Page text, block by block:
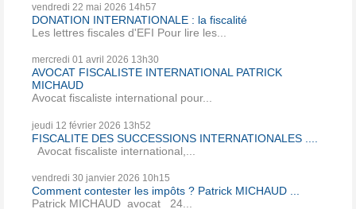
vendredi 22 mai 2026 14h57
DONATION INTERNATIONALE : la fiscalité
Les lettres fiscales d'EFI Pour lire les...
mercredi 01 avril 2026 13h30
AVOCAT FISCALISTE INTERNATIONAL PATRICK
MICHAUD
Avocat fiscaliste international pour...
jeudi 12 février 2026 13h52
FISCALITE DES SUCCESSIONS INTERNATIONALES ....
Avocat fiscaliste international,...
vendredi 30 janvier 2026 10h15
Comment contester les impôts ? Patrick MICHAUD ...
Patrick MICHAUD avocat 24...